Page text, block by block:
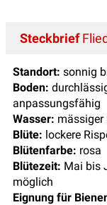
Steckbrief
Standort: sonnig
Boden:
anpassungsfähig
Wasser: mässiger
Blüte: lockere
Blütenfarbe: rosa
Blütezeit: Mai bis
möglich
Eignung für